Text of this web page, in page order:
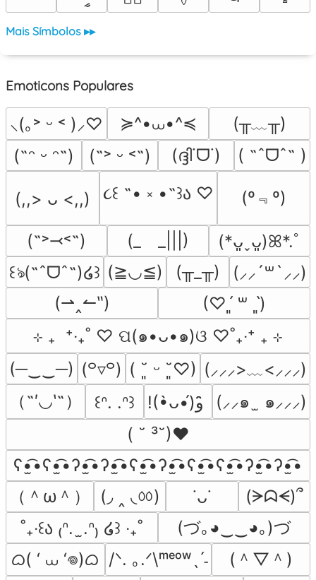
Mais Símbolos ▸▸
Emoticons Populares
⸜(｡˃ ᵕ ˂ )⸝♡ ≽^•⩊•^≼
(╥﹏╥)
(˶ᵔ ᵕ ᵔ˶)
(˶˃ ᵕ ˂˶) (ദ്ദി˙ᗜ˙) ( ˶ˆᗜˆ˵ )
(,,> ᴗ <,,) ૮꒰ ˶• ༝ •˶꒱ა ♡ (º﹃º)
(˶˃⤙˂˶) (_　_|||)
(*ᴗ͈ˬᴗ͈)ꕤ*.ﾟ
꒰ঌ(˶ˆᗜˆ˵)໒꒱ (≧◡≦) (╥_╥)
(⸝⸝´꒳`⸝⸝)
(⇀‸↼‶)
(♡ˊ͈ ꒳ ˋ͈)
⊹ ₊  ⁺‧₊˚ ♡ ପ(๑•ᴗ•๑)ଓ ♡˚₊‧⁺ ₊ ⊹
(─‿‿─) (꒪▿꒪) ( ˘͈ ᵕ ˘͈♡) (⸝⸝⸝>﹏<⸝⸝⸝)
（˶′◡‵˶）
꒰ᐢ. .ᐢ꒱
(⸝⸝๑  ̫ ๑⸝⸝⸝)
( ˘ ³˘)♥
ʕ•̫͡•ʕ•̫͡•ʔ•̫͡•ʔ•̫͡•ʕ•̫͡•ʔ•̫͡•ʕ•̫͡•ʕ•̫͡•ʔ•̫͡•ʔ•̫͡•
（＾ω＾）
(◞ ‸ ◟ㆀ) ˙ᴗ˙
(ᗒᗣᗕ)՞
˚₊‧꒰ა ₍ᐢ.  ̫.ᐢ₎ ໒꒱ ‧₊˚
(づ｡◕‿‿◕｡)づ
ᜊ( ‘ ⩊ ‘𖦹)ᜊ /ᐠ. ｡.ᐟ\ᵐᵉᵒʷˎˊ˗
(＾▽＾)